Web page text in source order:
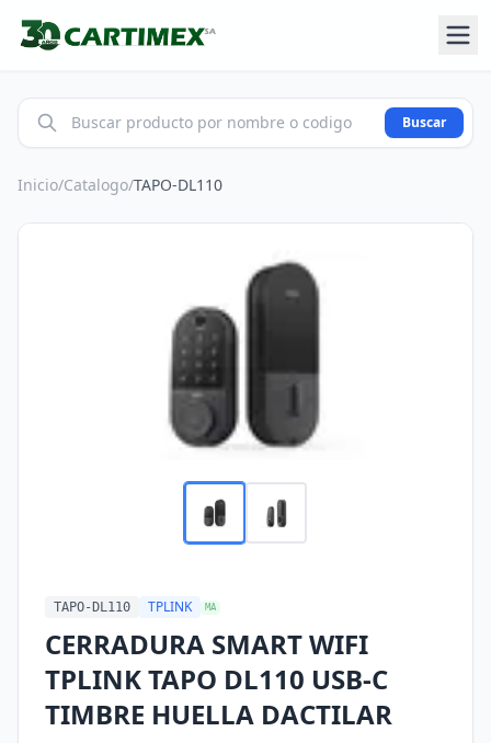
Buscar
Inicio/Catalogo/TAPO-DL110
TAPO-DL110 TPLINK MA
CERRADURA SMART WIFI
TPLINK TAPO DL110 USB-C
TIMBRE HUELLA DACTILAR